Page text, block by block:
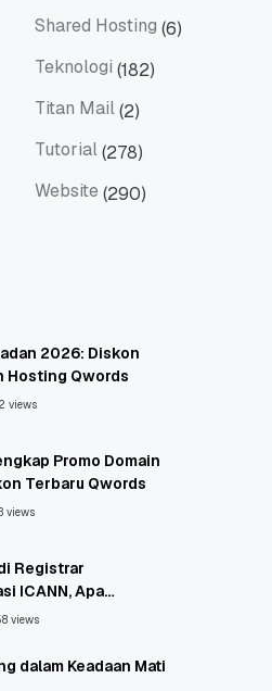
Shared Hosting (6)
Teknologi (182)
Titan Mail(2)
Tutorial(278)
Website (290)
2026: Diskon
Hosting Qwords
views
Promo Domain
Terbaru Qwords
views
Registrar
ICANN, Apa
views
dalam Keadaan Mati